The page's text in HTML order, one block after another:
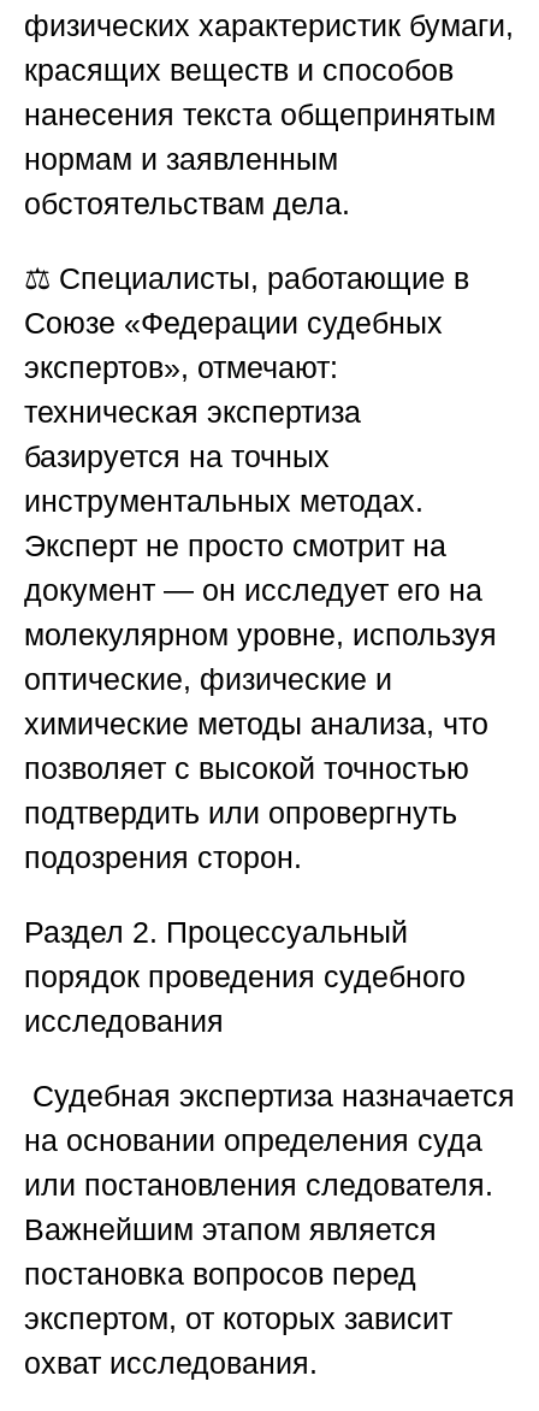
физических характеристик бумаги,
красящих веществ и способов
нанесения текста общепринятым
нормам и заявленным
обстоятельствам дела.
⚖️ Специалисты, работающие в
Союзе «Федерации судебных
экспертов», отмечают:
техническая экспертиза
базируется на точных
инструментальных методах.
Эксперт не просто смотрит на
документ — он исследует его на
молекулярном уровне, используя
оптические, физические и
химические методы анализа, что
позволяет с высокой точностью
подтвердить или опровергнуть
подозрения сторон.
Раздел 2. Процессуальный
порядок проведения судебного
исследования
️ Судебная экспертиза назначается
на основании определения суда
или постановления следователя.
Важнейшим этапом является
постановка вопросов перед
экспертом, от которых зависит
охват исследования.